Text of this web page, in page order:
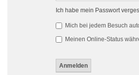
Ich habe mein Passwort
Mich bei jedem Besuch
Meinen Online-Status